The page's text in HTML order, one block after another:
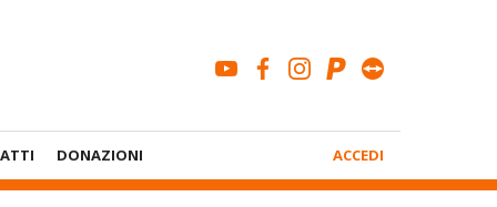
youtubefacebook
instagram
paypal
DONAZIONI
Account
ACCEDI